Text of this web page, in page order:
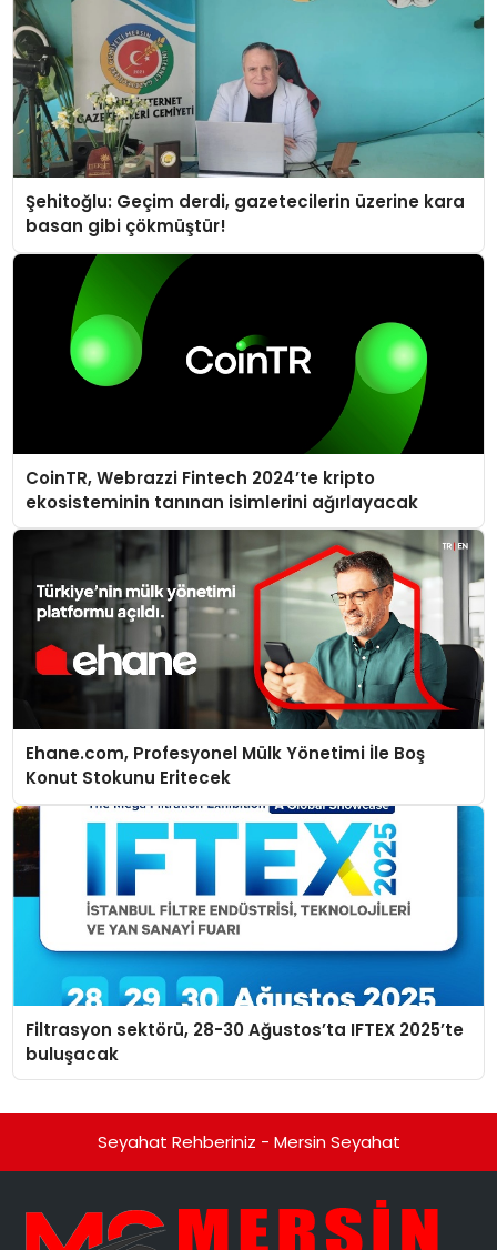
Şehitoğlu: Geçim derdi, gazetecilerin üzerine kara
basan gibi çökmüştür!
CoinTR, Webrazzi Fintech 2024’te kripto
ekosisteminin tanınan isimlerini ağırlayacak
Ehane.com, Profesyonel Mülk Yönetimi İle Boş
Konut Stokunu Eritecek
Filtrasyon sektörü, 28-30 Ağustos’ta IFTEX 2025’te
buluşacak
Seyahat Rehberiniz - Mersin Seyahat